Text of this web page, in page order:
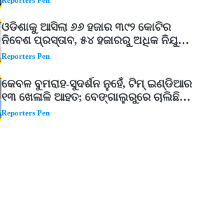
କେବଳ ବୁମରାହ-ସୁଦର୍ଶନ ନୁହେଁ, ଟିମ୍ ଇଣ୍ଡିଆର
୧୩ ଖେଳାଳି ଆହତ; ବେଙ୍ଗାଲୁରୁରେ ଚାଲିଛି
ରିହାବିଲିଟେସନ୍‌
Reporters Pen
Budh Pushya Nakshatra Gochar 2026 :
ଶନିଙ୍କ ନକ୍ଷତ୍ର ପୁଷ୍ୟରେ ବୁଧଙ୍କ ଗୋଚର,
୩ ରାଶିଙ୍କ ବଢ଼ିବ ଚିନ୍ତା
Reporters Pen